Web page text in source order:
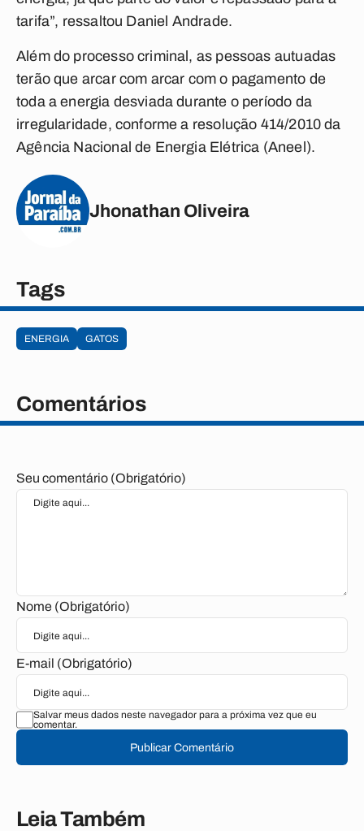
tarifa”, ressaltou Daniel Andrade.
Além do processo criminal, as pessoas autuadas
terão que arcar com arcar com o pagamento de
toda a energia desviada durante o período da
irregularidade, conforme a resolução 414/2010 da
Agência Nacional de Energia Elétrica (Aneel).
Jhonathan Oliveira
Tags
ENERGIA GATOS
Comentários
Seu comentário (Obrigatório)
Nome (Obrigatório)
E-mail (Obrigatório)
Salvar meus dados neste navegador para a próxima vez que eu
comentar.
Publicar Comentário
Leia Também